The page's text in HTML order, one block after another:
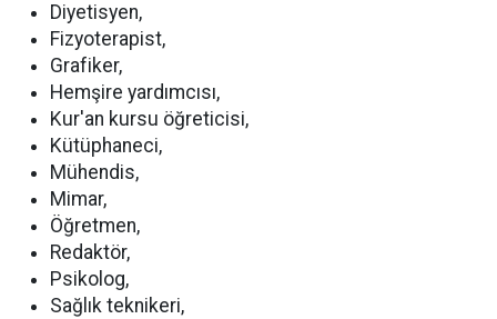
Diyetisyen,
Fizyoterapist,
Grafiker,
Hemşire yardımcısı,
Kur'an kursu öğreticisi,
Kütüphaneci,
Mühendis,
Mimar,
Öğretmen,
Redaktör,
Psikolog,
Sağlık teknikeri,